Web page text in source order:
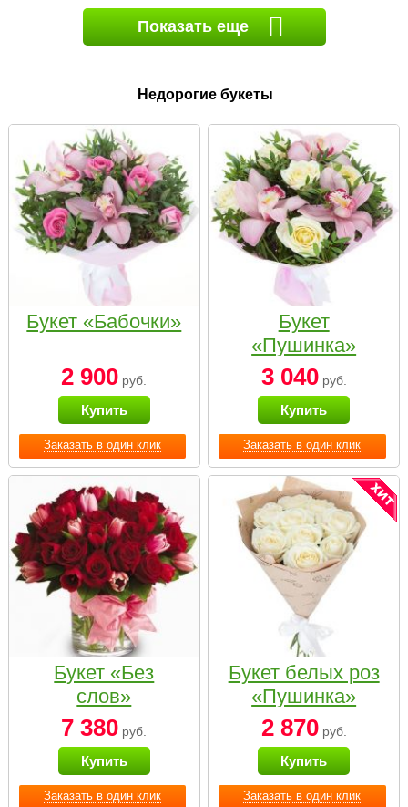
Показать еще
Недорогие букеты
Заказать в один клик
Букет «Бабочки»
2 900 руб.
Купить
Заказать в один клик
Букет
«Пушинка»
3 040руб.
Купить
Заказать в один клик
Букет «Без
слов»
7 380 руб.
Купить
Заказать в один клик
Букет белых роз
«Пушинка»
2 870руб.
Купить